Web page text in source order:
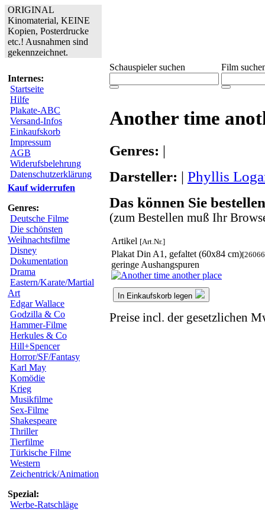
ORIGINAL
Kinomaterial, KEINE
Kopien, Posterdrucke
etc.! Ausnahmen sind
gekennzeichnet.
Internes:
Startseite
Hilfe
Plakate-ABC
Versand-Infos
Einkaufskorb
Impressum
AGB
Widerufsbelehrung
Datenschutzerklärung
Kauf widerrufen
Genres:
Deutsche Filme
Die schönsten
Weihnachtsfilme
Disney
Dokumentation
Drama
Eastern/Karate/Martial
Art
Edgar Wallace
Godzilla & Co
Hammer-Filme
Herkules & Co
Hill+Spencer
Horror/SF/Fantasy
Karl May
Komödie
Krieg
Musikfilme
Sex-Filme
Shakespeare
Thriller
Tierfilme
Türkische Filme
Western
Zeichentrick/Animation
Spezial:
Werbe-Ratschläge
Schauspieler suchen Film
Another time
Genres: |
Darsteller: | Phyllis
Das können Sie
(zum Bestellen muß Ihr
Artikel [Art.Nr.]
Plakat Din A1, gefaltet (60x84 cm)
geringe Aushangspuren
In Einkaufskorb legen
Preise incl. der gesetzlichen